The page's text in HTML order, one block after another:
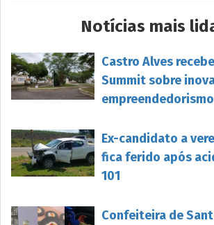
Notícias mais
Castro Alves
Summit sobre
empreendedorismo
Ex-candidato a
fica ferido após
101
Confeiteira de